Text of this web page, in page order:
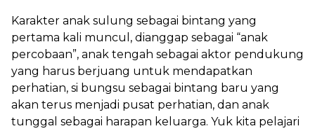
Karakter anak sulung sebagai bintang yang
pertama kali muncul, dianggap sebagai “anak
percobaan”, anak tengah sebagai aktor pendukung
yang harus berjuang untuk mendapatkan
perhatian, si bungsu sebagai bintang baru yang
akan terus menjadi pusat perhatian, dan anak
tunggal sebagai harapan keluarga. Yuk kita pelajari